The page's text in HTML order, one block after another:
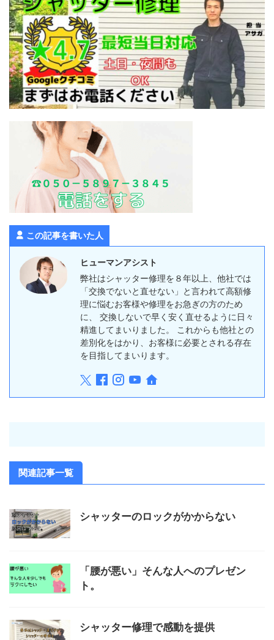
この記事を書いた人
ヒューマンアシスト
弊社はシャッター修理を８年以上、他社では
「交換でないと直せない」と言われて高額修
理に悩むお客様や修理をお急ぎの方のため
に、 交換しないで早く安く直せるように日々
精進してまいりました。 これからも他社との
差別化をはかり、お客様に必要とされる存在
を目指してまいります。
関連記事一覧
シャッターのロックがかからない
「腰が悪い」そんな人へのプレゼン
ト。
シャッター修理で感動を提供